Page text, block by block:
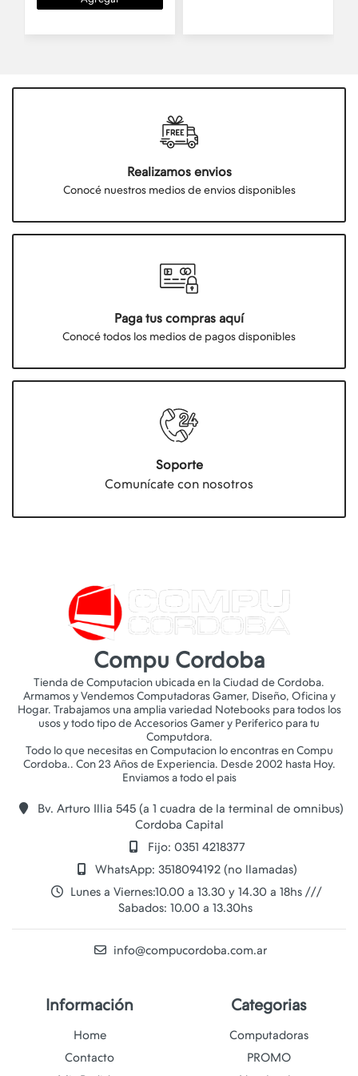
Realizamos envios
Conocé nuestros medios de envios disponibles
Paga tus compras aquí
Conocé todos los medios de pagos disponibles
Soporte
Comunícate con nosotros
Compu Cordoba
Tienda de Computacion ubicada en la Ciudad de Cordoba.
Armamos y Vendemos Computadoras Gamer, Diseño, Oficina y
Hogar. Trabajamos una amplia variedad Notebooks para todos los
usos y todo tipo de Accesorios Gamer y Periferico para tu
Computdora.
Todo lo que necesitas en Computacion lo encontras en Compu
Cordoba.. Con 23 Años de Experiencia. Desde 2002 hasta Hoy.
Enviamos a todo el pais
Bv. Arturo Illia 545 (a 1 cuadra de la terminal de omnibus)
Cordoba Capital
Fijo: 0351 4218377
WhatsApp: 3518094192 (no llamadas)
Lunes a Viernes:10.00 a 13.30 y 14.30 a 18hs ///
Sabados: 10.00 a 13.30hs
info@compucordoba.com.ar
Información
Home
Contacto
Categorias
Computadoras
PROMO